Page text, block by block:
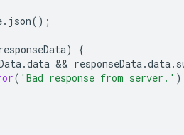
. json();
)
{
.data && responseData.data.
( 'Bad response from server.'